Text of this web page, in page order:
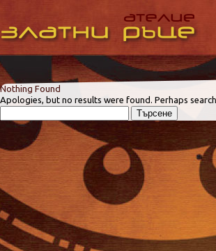
Nothing Found
Apologies, but no results were found. Perhaps
за: